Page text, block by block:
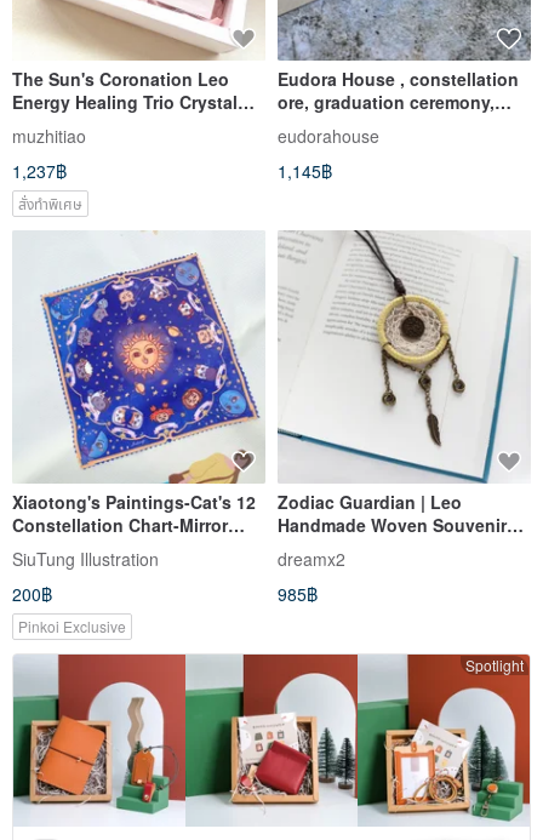
The Sun's Coronation Leo
Energy Healing Trio Crystal
Bracelet × Exclusive Aroma ×
Totem Diffuser
muzhitiao
1,237฿
สั่งทำพิเศษ
Eudora House , constellation
ore, graduation ceremony,
simulation hand-made
eudorahouse
1,145฿
Xiaotong's Paintings-Cat's 12
Constellation Chart-Mirror
Cleaning Cloth
SiuTung Illustration
200฿
Pinkoi Exclusive
Zodiac Guardian | Leo
Handmade Woven Souvenir
Gift Design Dreamcatcher
Necklace Long Necklace
dreamx2
985฿
Spotlight